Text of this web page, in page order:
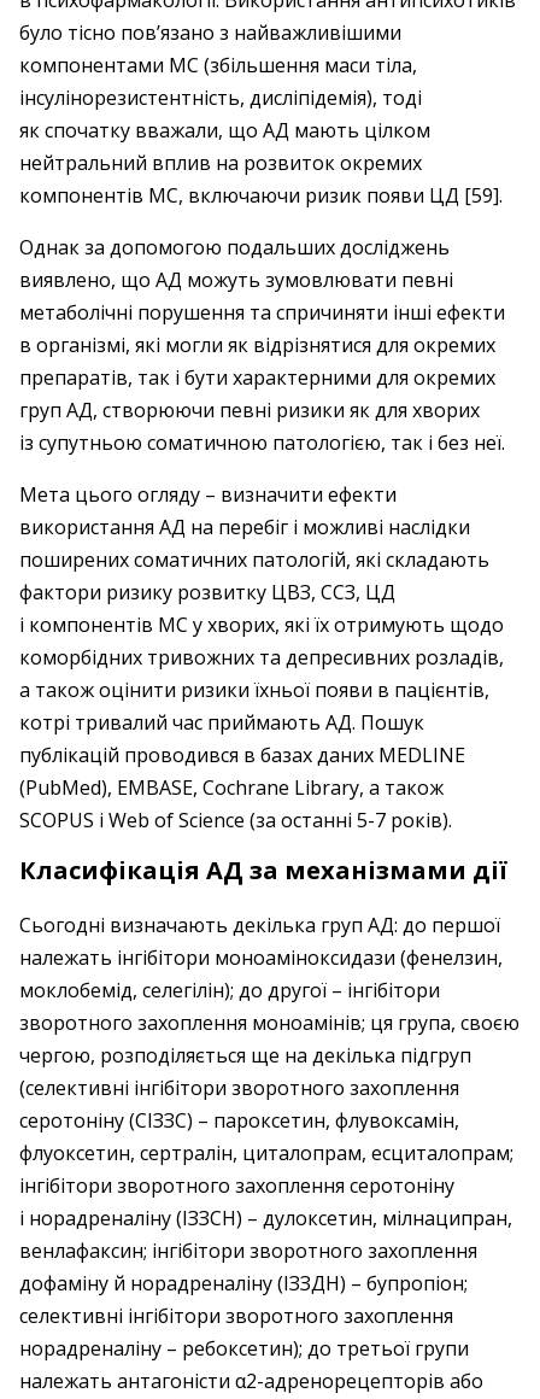
було тісно пов’язано з найважливішими
компонентами МС (збільшення маси тіла,
інсулінорезистентність, дисліпідемія), тоді
як спочатку вважали, що АД мають цілком
нейтральний вплив на розвиток окремих
компонентів МС, включаючи ризик появи ЦД [59].
Однак за допомогою подальших досліджень
виявлено, що АД можуть зумовлювати певні
метаболічні порушення та спричиняти інші ефекти
в організмі, які могли як відрізнятися для окремих
препаратів, так і бути характерними для окремих
груп АД, створюючи певні ризики як для хворих
із супутньою соматичною патологією, так і без неї.
Мета цього огляду – визначити ефекти
використання АД на перебіг і можливі наслідки
поширених соматичних патологій, які складають
фактори ризику розвитку ЦВЗ, ССЗ, ЦД
і компонентів МС у хворих, які їх отримують щодо
коморбідних тривожних та депресивних розладів,
а також оцінити ризики їхньої появи в пацієнтів,
котрі тривалий час приймають АД. Пошук
публікацій проводився в базах даних MEDLINE
(PubMed), EMBASE, Cochrane Library, а також
SCOPUS і Web of Science (за останні 5-7 років).
Класифікація АД за механізмами дії
Сьогодні визначають декілька груп АД: до першої
належать інгібітори моноаміноксидази (фенелзин,
моклобемід, селегілін); до другої – інгібітори
зворотного захоплення моноамінів; ця група, своєю
чергою, розподіляється ще на декілька підгруп
(селективні інгібітори зворотного захоплення
серотоніну (СІЗЗС) – пароксетин, флувоксамін,
флуоксетин, сертралін, циталопрам, есциталопрам;
інгібітори зворотного захоплення серотоніну
і норадреналіну (ІЗЗСН) – дулоксетин, мілнаципран,
венлафаксин; інгібітори зворотного захоплення
дофаміну й норадреналіну (ІЗЗДН) – бупропіон;
селективні інгібітори зворотного захоплення
норадреналіну – ребоксетин); до третьої групи
належать антагоністи α2-адренорецепторів або